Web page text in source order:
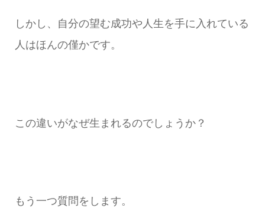
しかし、自分の望む成功や人生を手に入れている
人はほんの僅かです。
この違いがなぜ生まれるのでしょうか？
もう一つ質問をします。